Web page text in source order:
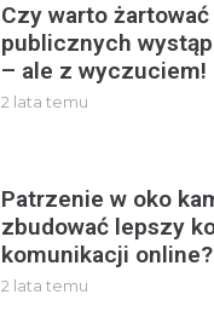
Czy warto
publicznych
– ale z wyczuciem!
2 lata temu
Patrzenie w oko
zbudować lepszy
komunikacji online?
2 lata temu